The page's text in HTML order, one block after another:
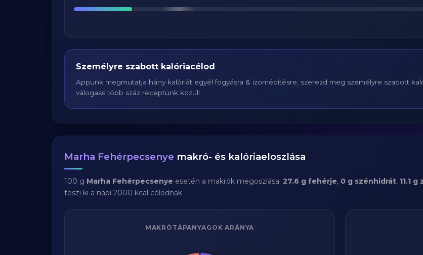
Személyre szabott kalóriacélod
Appunk megmutatja hány kalóriát egyél fogyásra & izomépítésre, szerezd meg személyre szabott
válogass több száz receptünk közül!
Marha Fehérpecsenye makró- és kalóriaeloszlása
100 g Marha Fehérpecsenye esetén a makrók megoszlása: 27.6 g fehérje, 0 g szénhidrát, 11.1 g
teszi ki a napi 2000 kcal célodnak.
MAKRÓTÁPANYAGOK ARÁNYA